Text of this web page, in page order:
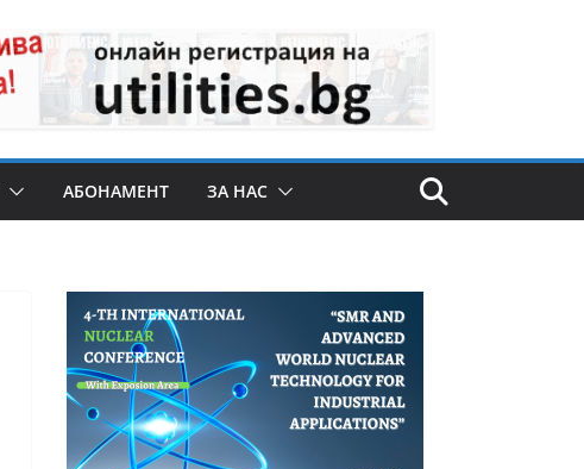
АБОНАМЕНТ ЗА НАС